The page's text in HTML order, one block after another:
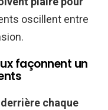
oscillent entre
façonnent un
chaque